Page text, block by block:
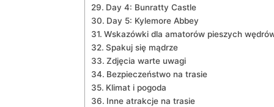
Day 4: Bunratty ‌Castle
Day 5: Kylemore Abbey
Wskazówki dla amatorów pieszych
Spakuj się mądrze
Zdjęcia warte​ uwagi
Bezpieczeństwo na trasie
Klimat i pogoda
Inne atrakcje na trasie